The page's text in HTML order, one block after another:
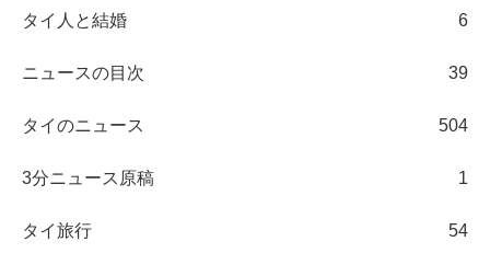
タイ人と結婚 6
ニュースの目次 39
タイのニュース 504
3分ニュース原稿 1
タイ旅行 54